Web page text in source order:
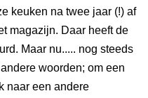
keuken na twee jaar (!) af
magazijn. Daar heeft de
Maar nu..... nog steeds
woorden; om een
naar een andere